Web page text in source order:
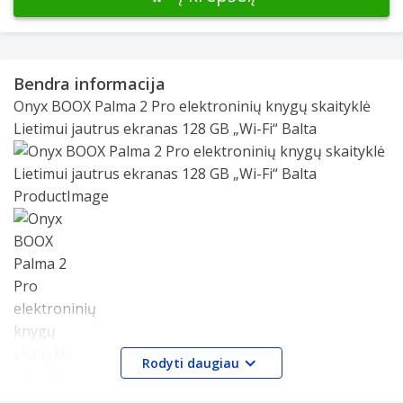
Bendra informacija
Onyx BOOX Palma 2 Pro elektroninių knygų skaityklė
Lietimui jautrus ekranas 128 GB „Wi-Fi“ Balta
Slide 1 of 1
Rodyti daugiau